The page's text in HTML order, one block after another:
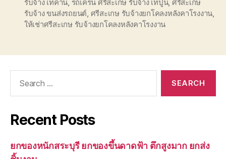
รับจ้าง เทคาน, รถเครน ศรีสะเกษ รับจ้าง เทปูน, ศรีสะเกษ
รับจ้าง ขนส่งรถยนต์, ศรีสะเกษ รับจ้างยกโคลงหลังคาโรงงาน,
ให้เช่าศรีสะเกษ รับจ้างยกโคลงหลังคาโรงงาน
Recent Posts
ยกของหนักสระบุรี ยกของขึ้นดาดฟ้า ตึกสูงมาก ยกส่ง